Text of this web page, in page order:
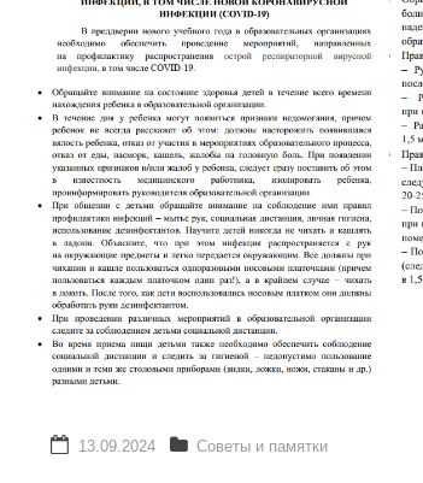
13.09.2024 Советы и памятки